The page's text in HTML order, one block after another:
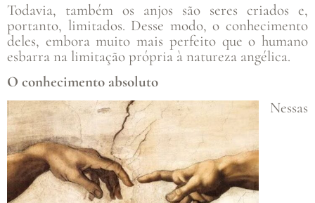
Todavia, também os anjos são seres criados e,
portanto, limitados. Desse modo, o conhecimento
deles, embora muito mais perfeito que o humano
esbarra na limitação própria à natureza angélica.
O conhecimento absoluto
Nessas